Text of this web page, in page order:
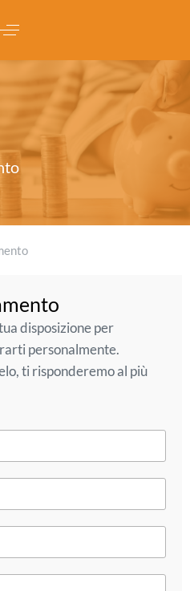
disposizione per
personalmente.
ti risponderemo al più